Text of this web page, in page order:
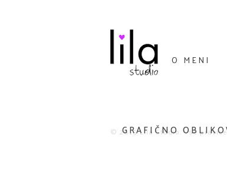
O MENI
GRAFIČNO
© 2015 Lila Studio. Vse